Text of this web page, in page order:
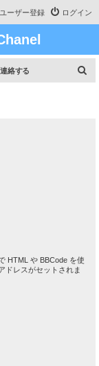
ログイン
ユーザー登録
絡する
HTML や BBCode を使
ドレスがセットされま